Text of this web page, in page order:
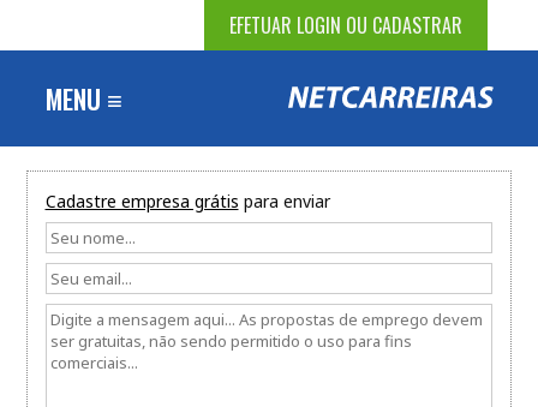
EFETUAR LOGIN OU CADASTRAR
MENU ≡
Cadastre empresa grátis para enviar